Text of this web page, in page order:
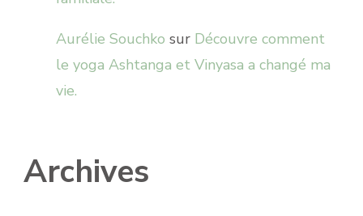
Aurélie Souchko sur Découvre comment
le yoga Ashtanga et Vinyasa a changé ma
vie.
Archives